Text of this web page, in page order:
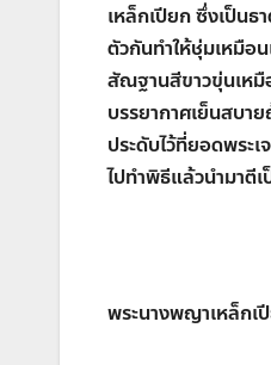
เหล็กเปียก ซึ่งเป็น
ตัวกันทำให้ชุ่มเหมือ
สัณฐานสีขาวขุ่นเหมื
บรรยากาศเย็นสบา
ประดับไว้ที่ยอดพร
ไปทำพิธีแล้วนำมาตี
พระนางพญาเหล็กเ